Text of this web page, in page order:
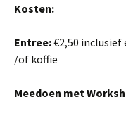
Kosten:
Entree:€2,50 inclusief
/of koffie
Meedoen met